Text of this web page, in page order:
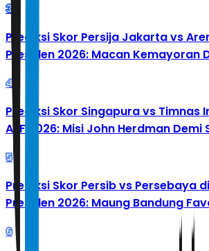
3
Prediksi Skor Persija Jakarta vs
Presiden 2026: Macan Kemayoran
4
Prediksi Skor Singapura vs Timnas
AFF 2026: Misi John Herdman Demi
5
Prediksi Skor Persib vs Persebaya
Presiden 2026: Maung Bandung
6